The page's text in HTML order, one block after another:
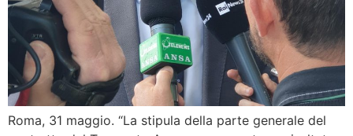
Roma, 31 maggio. “La stipula della parte generale del